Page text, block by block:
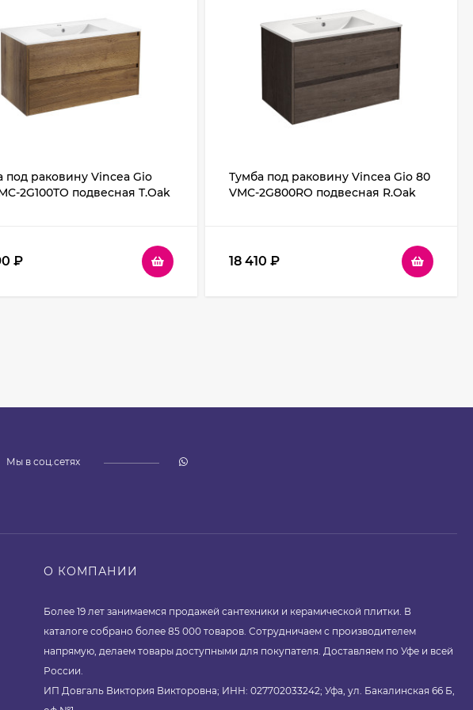
под раковину Vincea Gio
2G100TO подвесная T.Oak
₽
Тумба под раковину Vincea Gio 80
VMC-2G800RO подвесная R.Oak
18 410 ₽
Мы в соц.сетях
О КОМПАНИИ
Более 19 лет занимаемся продажей сантехники и керамической плитки. В
каталоге собрано более 85 000 товаров. Сотрудничаем с производителем
напрямую, делаем товары доступными для покупателя. Доставляем по Уфе и всей
России.
ИП Довгаль Виктория Викторовна; ИНН: 027702033242; Уфа, ул. Бакалинская 66 Б,